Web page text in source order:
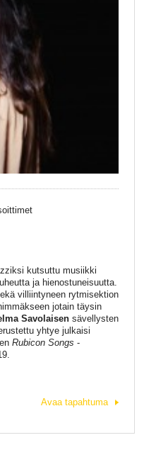
kutsuttu musiikki
ja hienostuneisuutta.
villiintyneen rytmisektion
jotain täysin
Savolaisensävellysten
yhtye julkaisi
Rubicon Songs -
Avaa tapahtuma